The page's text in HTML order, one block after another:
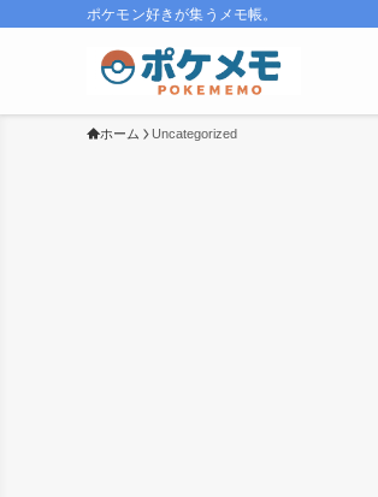
ポケモン好きが集うメモ帳。
ホーム Uncategorized